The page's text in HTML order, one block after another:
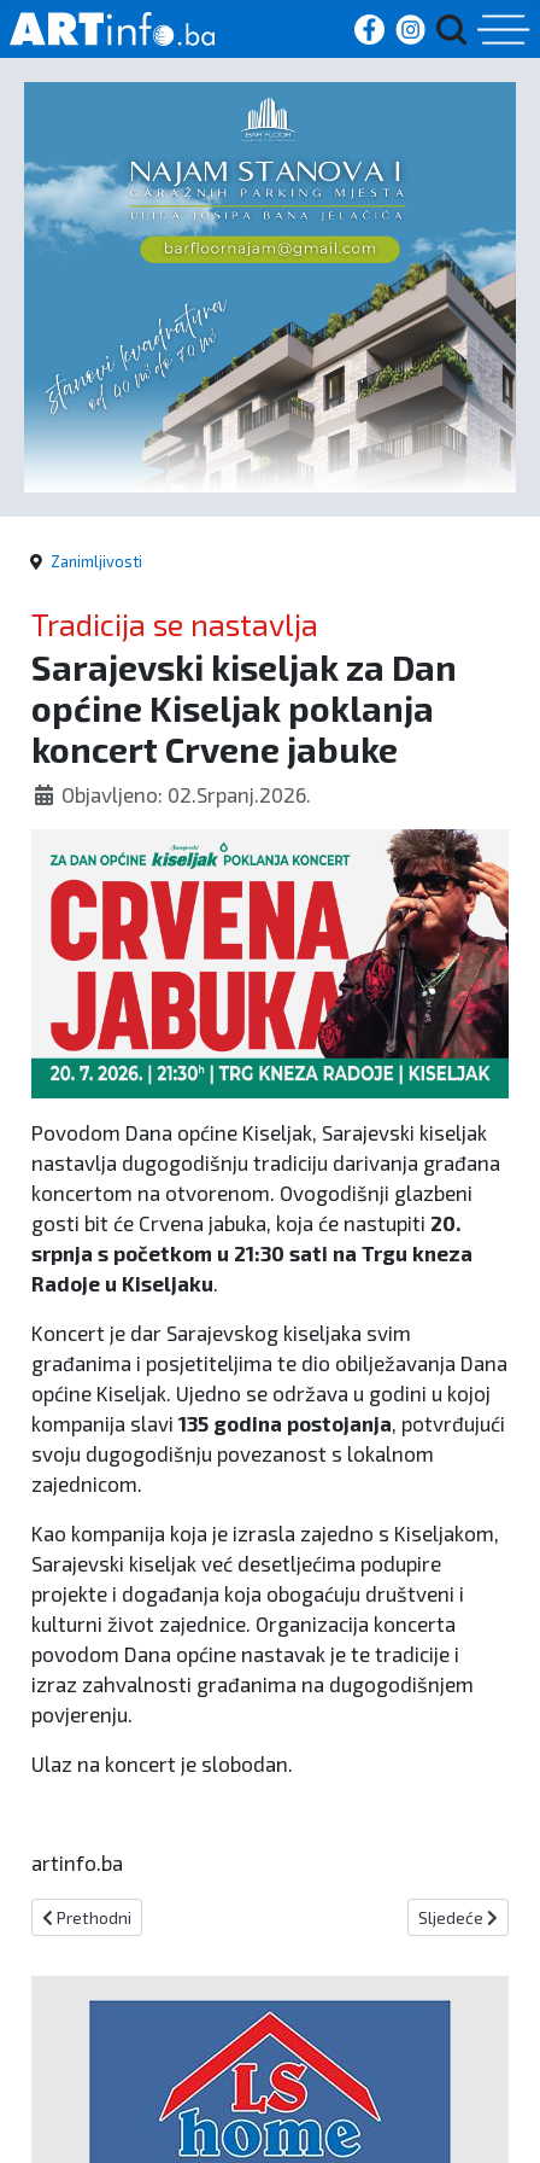
Vijesti
Sport
Crna
kronika
Politika
Zanimljivosti
Tradicija se nastavlja
Sarajevski kiseljak za Dan
općine Kiseljak poklanja
koncert Crvene jabuke
Objavljeno: 02.Srpanj.2026.
Povodom Dana općine Kiseljak, Sarajevski kiseljak
nastavlja dugogodišnju tradiciju darivanja građana
koncertom na otvorenom. Ovogodišnji glazbeni
gosti bit će Crvena jabuka, koja će nastupiti 20.
srpnja s početkom u 21:30 sati na Trgu kneza
Radoje u Kiseljaku
Koncert je dar Sarajevskog kiseljaka svim
građanima i posjetiteljima te dio obilježavanja Dana
općine Kiseljak. Ujedno se održava u godini u kojoj
kompanija slavi 135 godina postojanja , potvrđujući
svoju dugogodišnju povezanost s lokalnom
zajednicom.
Kao kompanija koja je izrasla zajedno s Kiseljakom,
Sarajevski kiseljak već desetljećima podupire
projekte i događanja koja obogaćuju društveni i
kulturni život zajednice. Organizacija koncerta
povodom Dana općine nastavak je te tradicije i
izraz zahvalnosti građanima na dugogodišnjem
povjerenju.
Ulaz na koncert je slobodan.
artinfo.ba
Prethodni članak: Sveti Toma, apostol i mučenik
Prethodni Sljedeći
Sljedeće